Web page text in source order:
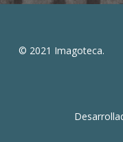
© 2021 Imagoteca.